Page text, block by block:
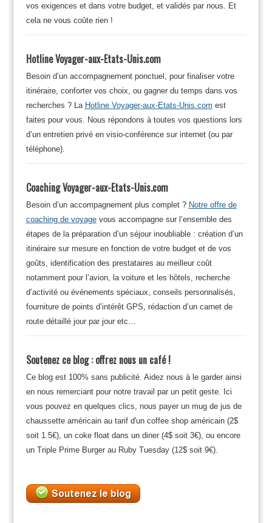
vos exigences et dans votre budget, et validés par nous. Et
cela ne vous coûte rien !
Hotline Voyager-aux-Etats-Unis.com
Besoin d’un accompagnement ponctuel, pour finaliser votre
itinéraire, conforter vos choix, ou gagner du temps dans vos
recherches ? La Hotline Voyager-aux-Etats-Unis.com est
faites pour vous. Nous répondons à toutes vos questions lors
d’un entretien privé en visio-conférence sur internet (ou par
téléphone).
Coaching Voyager-aux-Etats-Unis.com
Besoin d’un accompagnement plus complet ? Notre offre de
coaching de voyagevous accompagne sur l’ensemble des
étapes de la préparation d’un séjour inoubliable : création d’un
itinéraire sur mesure en fonction de votre budget et de vos
goûts, identification des prestataires au meilleur coût
notamment pour l’avion, la voiture et les hôtels, recherche
d’activité ou événements spéciaux, conseils personnalisés,
fourniture de points d’intérêt GPS, rédaction d’un carnet de
route détaillé jour par jour etc…
Soutenez ce blog : offrez nous un café !
Ce blog est 100% sans publicité. Aidez nous à le garder ainsi
en nous remerciant pour notre travail par un petit geste. Ici
vous pouvez en quelques clics, nous payer un mug de jus de
chaussette américain au tarif d'un coffee shop américain (2$
soit 1.5€), un coke float dans un diner (4$ soit 3€), ou encore
un Triple Prime Burger au Ruby Tuesday (12$ soit 9€).